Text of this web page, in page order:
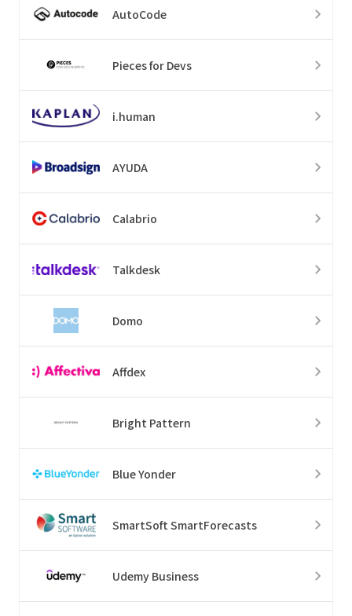
AutoCode
Pieces for Devs
i.human
AYUDA
Calabrio
Talkdesk
Domo
Affdex
Bright Pattern
Blue Yonder
SmartSoft SmartForecasts
Udemy Business